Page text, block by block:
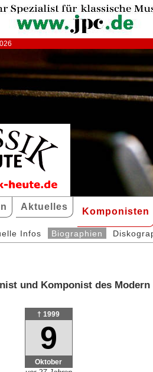
Aktuelles Komponisten
Infos Biographien
und Komponist des Modern
† 1999
9
Oktober